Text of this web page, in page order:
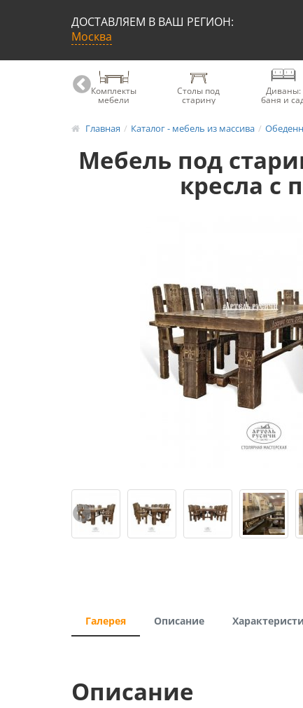
ДОСТАВЛЯЕМ В ВАШ РЕГИОН:
Москва
Комплекты
мебели
Столы под
старину
Диваны:
баня и
Главная Каталог - мебель из массива
Мебель под
кресла с
Галерея Описание
Описание